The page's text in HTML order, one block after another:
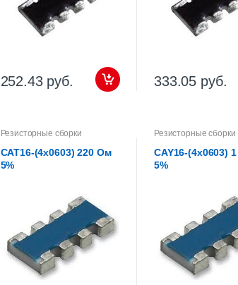
252.43 руб. 333.05 руб.
Резисторные сборки
CAT16-(4х0603) 220 Ом
5%
Резисторные сборки
CAY16-(4х0603)
5%